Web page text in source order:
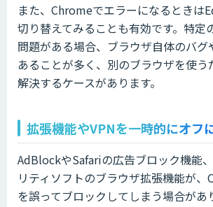
また、Chromeでエラーになるときは
切り替えてみることも有効です。特定
問題がある場合、ブラウザ自体のバグ
あることが多く、別のブラウザを使う
解決するケースがあります。
拡張機能やVPNを一時的にオフ
AdBlockやSafariの広告ブロック機能
リティソフトのブラウザ拡張機能が
を誤ってブロックしてしまう場合があ